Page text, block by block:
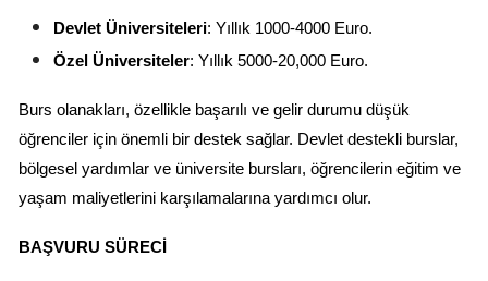
Devlet Üniversiteleri: Yıllık 1000-4000 Euro.
Özel Üniversiteler: Yıllık 5000-20,000 Euro.
Burs olanakları, özellikle başarılı ve gelir durumu düşük
öğrenciler için önemli bir destek sağlar. Devlet destekli burslar,
bölgesel yardımlar ve üniversite bursları, öğrencilerin eğitim ve
yaşam maliyetlerini karşılamalarına yardımcı olur.
BAŞVURU SÜRECI